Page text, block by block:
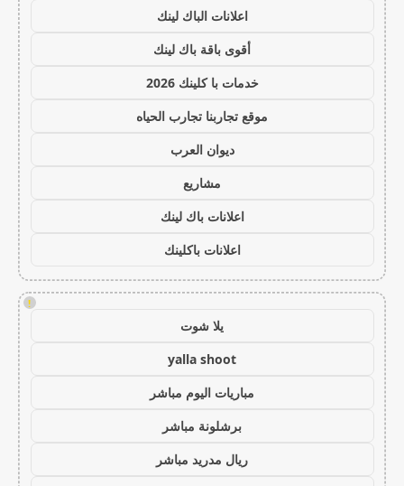
اعلانات الباك لينك
أقوى باقة باك لينك
خدمات با كلينك 2026
موقع تجاربنا تجارب الحياه
ديوان العرب
مشاريع
اعلانات باك لينك
اعلانات باكلينك
!
يلا شوت
yalla shoot
مباريات اليوم مباشر
برشلونة مباشر
ريال مدريد مباشر